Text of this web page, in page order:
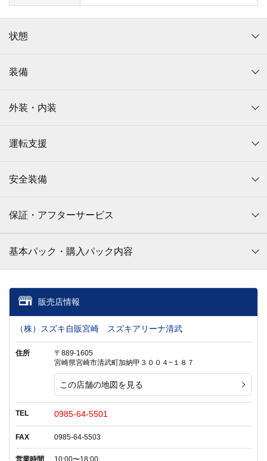
状態
装備
外装・内装
運転支援
安全装備
保証・アフターサービス
基本パック・購入パック内容
販売店情報
（株）スズキ自販宮崎 スズキアリーナ清武
住所
〒889-1605
宮崎県宮崎市清武町加納甲３００４−１８７
この店舗の地図を見る
TEL 0985-64-5501
FAX 0985-64-5503